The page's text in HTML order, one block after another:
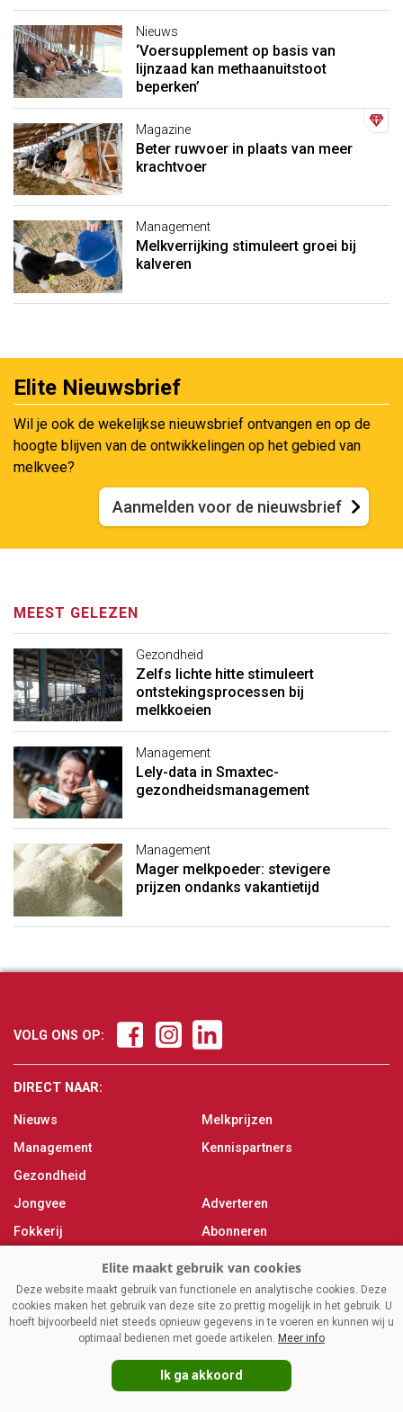
Nieuws
‘Voersupplement op basis van
lijnzaad kan methaanuitstoot
beperken’
Magazine
Beter ruwvoer in plaats van meer
krachtvoer
Management
Melkverrijking stimuleert groei bij
kalveren
Elite Nieuwsbrief
Wil je ook de wekelijkse nieuwsbrief ontvangen en op de
hoogte blijven van de ontwikkelingen op het gebied van
melkvee?
Aanmelden voor de nieuwsbrief
MEEST GELEZEN
Gezondheid
Zelfs lichte hitte stimuleert
ontstekingsprocessen bij
melkkoeien
Management
Lely-data in Smaxtec-
gezondheidsmanagement
Management
Mager melkpoeder: stevigere
prijzen ondanks vakantietijd
VOLG ONS OP:
DIRECT NAAR:
Nieuws
Management
Gezondheid
Jongvee
Fokkerij
Melken
Magazine
Melkprijzen
Kennispartners
Adverteren
Abonneren
Over ons
Contact
VAKBLADELITE.NL|DISCLAIMER|PRIVACY
Deze website maakt gebruik van functionele en analytische cookies. Deze
cookies maken het gebruik van deze site zo prettig mogelijk in het gebruik. U
hoeft bijvoorbeeld niet steeds opnieuw gegevens in te voeren en kunnen wij u
optimaal bedienen met goede artikelen. Meer info
Ik ga akkoord